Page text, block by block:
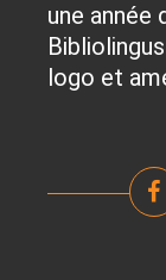
une année
logo et